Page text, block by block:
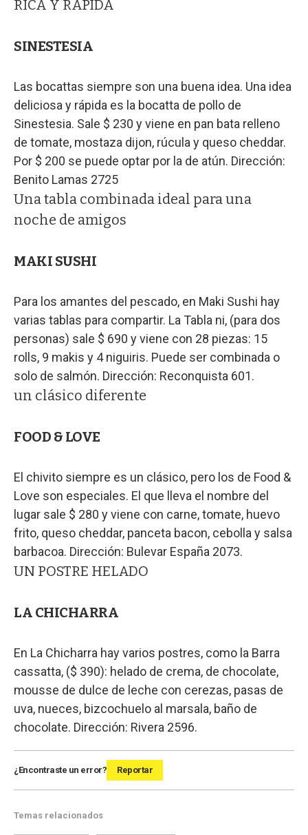
RICA Y RÁPIDA
SINESTESIA
Las bocattas siempre son una buena idea. Una idea
deliciosa y rápida es la bocatta de pollo de
Sinestesia. Sale $ 230 y viene en pan bata relleno
de tomate, mostaza dijon, rúcula y queso cheddar.
Por $ 200 se puede optar por la de atún. Dirección:
Benito Lamas 2725
Una tabla combinada ideal para una
noche de amigos
MAKI SUSHI
Para los amantes del pescado, en Maki Sushi hay
varias tablas para compartir. La Tabla ni, (para dos
personas) sale $ 690 y viene con 28 piezas: 15
rolls, 9 makis y 4 niguiris. Puede ser combinada o
solo de salmón. Dirección: Reconquista 601.
un clásico diferente
FOOD & LOVE
El chivito siempre es un clásico, pero los de Food &
Love son especiales. El que lleva el nombre del
lugar sale $ 280 y viene con carne, tomate, huevo
frito, queso cheddar, panceta bacon, cebolla y salsa
barbacoa. Dirección: Bulevar España 2073.
UN POSTRE HELADO
LA CHICHARRA
En La Chicharra hay varios postres, como la Barra
cassatta, ($ 390): helado de crema, de chocolate,
mousse de dulce de leche con cerezas, pasas de
uva, nueces, bizcochuelo al marsala, baño de
chocolate. Dirección: Rivera 2596.
¿Encontraste un error? Reportar
Temas relacionados